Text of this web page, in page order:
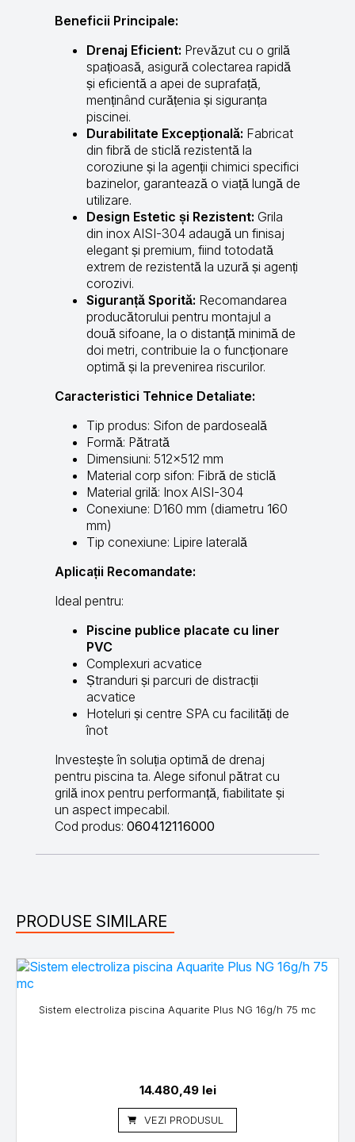
Beneficii Principale:
Drenaj Eficient: Prevăzut cu o grilă
spațioasă, asigură colectarea rapidă
și eficientă a apei de suprafață,
menținând curățenia și siguranța
piscinei.
Durabilitate Excepțională: Fabricat
din fibră de sticlă rezistentă la
coroziune și la agenții chimici specifici
bazinelor, garantează o viață lungă de
utilizare.
Design Estetic și Rezistent: Grila
din inox AISI-304 adaugă un finisaj
elegant și premium, fiind totodată
extrem de rezistentă la uzură și agenți
corozivi.
Siguranță Sporită: Recomandarea
producătorului pentru montajul a
două sifoane, la o distanță minimă de
doi metri, contribuie la o funcționare
optimă și la prevenirea riscurilor.
Caracteristici Tehnice Detaliate:
Tip produs: Sifon de pardoseală
Formă: Pătrată
Dimensiuni: 512×512 mm
Material corp sifon: Fibră de sticlă
Material grilă: Inox AISI-304
Conexiune: D160 mm (diametru 160
mm)
Tip conexiune: Lipire laterală
Aplicații Recomandate:
Ideal pentru:
Piscine publice placate cu liner
PVC
Complexuri acvatice
Ștranduri și parcuri de distracții
acvatice
Hoteluri și centre SPA cu facilități de
înot
Investește în soluția optimă de drenaj
pentru piscina ta. Alege sifonul pătrat cu
grilă inox pentru performanță, fiabilitate și
un aspect impecabil.
Cod produs: 060412116000
PRODUSE SIMILARE
Sistem electroliza piscina Aquarite Plus NG 16g/h 75 mc
14.480,49 lei
VEZI PRODUSUL